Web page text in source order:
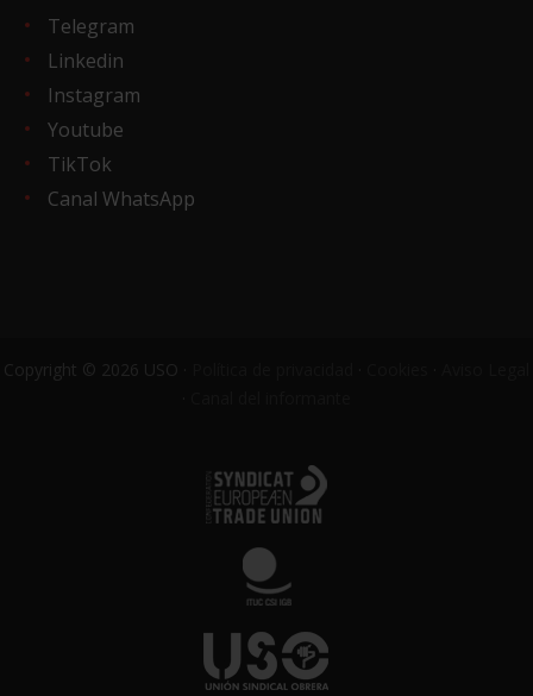
Telegram
Linkedin
Instagram
Youtube
TikTok
Canal WhatsApp
Copyright © 2026 USO ·